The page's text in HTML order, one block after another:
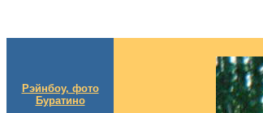
Рэйнбоу, фото
Буратино